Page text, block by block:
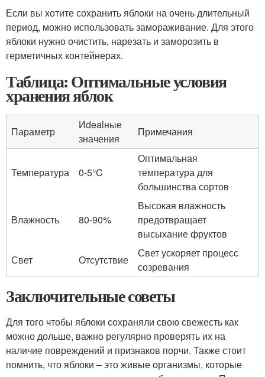
Если вы хотите сохранить яблоки на очень длительный
период, можно использовать замораживание. Для этого
яблоки нужно очистить, нарезать и заморозить в
герметичных контейнерах.
Таблица: Оптимальные условия
хранения яблок
Параметр
Иdealные
значения
Примечания
Температура 0-5°C
Оптимальная
температура для
большинства сортов
Влажность 80-90%
Высокая влажность
предотвращает
высыхание фруктов
Свет
Отсутствие
Свет ускоряет процесс
созревания
Заключительные советы
Для того чтобы яблоки сохраняли свою свежесть как
можно дольше, важно регулярно проверять их на
наличие повреждений и признаков порчи. Также стоит
помнить, что яблоки – это живые организмы, которые